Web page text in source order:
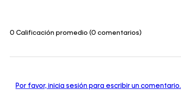
0 Calificación promedio (0 comentarios)
Por favor, inicia sesión para escribir un comentario.